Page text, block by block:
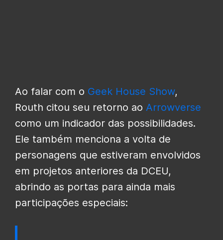
Ao falar com o Geek House Show,
Routh citou seu retorno ao Arrowverse
como um indicador das possibilidades.
Ele também menciona a volta de
personagens que estiveram envolvidos
em projetos anteriores da DCEU,
abrindo as portas para ainda mais
participações especiais: